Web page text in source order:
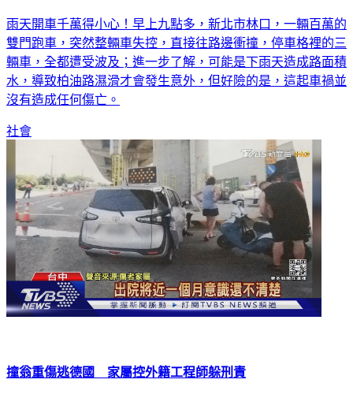
雨天開車千萬得小心！早上九點多，新北市林口，一輛百萬的
雙門跑車，突然整輛車失控，直接往路邊衝撞，停車格裡的三
輛車，全都遭受波及；進一步了解，可能是下雨天造成路面積
水，導致柏油路濕滑才會發生意外，但好險的是，這起車禍並
沒有造成任何傷亡。
社會
撞翁重傷逃德國 家屬控外籍工程師躲刑責